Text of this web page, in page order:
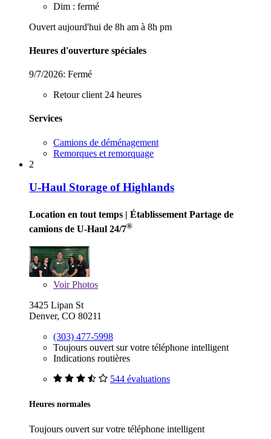
Dim : fermé
Ouvert aujourd'hui de 8h am à 8h pm
Heures d'ouverture spéciales
9/7/2026: Fermé
Retour client 24 heures
Services
Camions de déménagement
Remorques et remorquage
2
U-Haul Storage of Highlands
Location en tout temps | Établissement Partage de
camions de U-Haul 24/7®
VoirPhotos
3425 Lipan St
Denver, CO 80211
(303) 477-5998
Toujours ouvert sur votre téléphone intelligent
Indications routières
544 évaluations
Heures normales
Toujours ouvert sur votre téléphone intelligent